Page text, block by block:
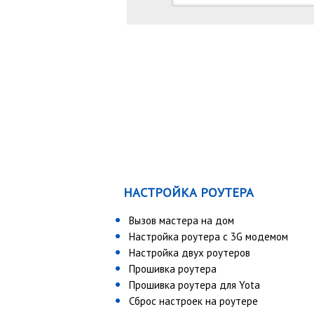
НАСТРОЙКА РОУТЕРА
Вызов мастера на дом
Настройка роутера с 3G модемом
Настройка двух роутеров
Прошивка роутера
Прошивка роутера для Yota
Сброс настроек на роутере